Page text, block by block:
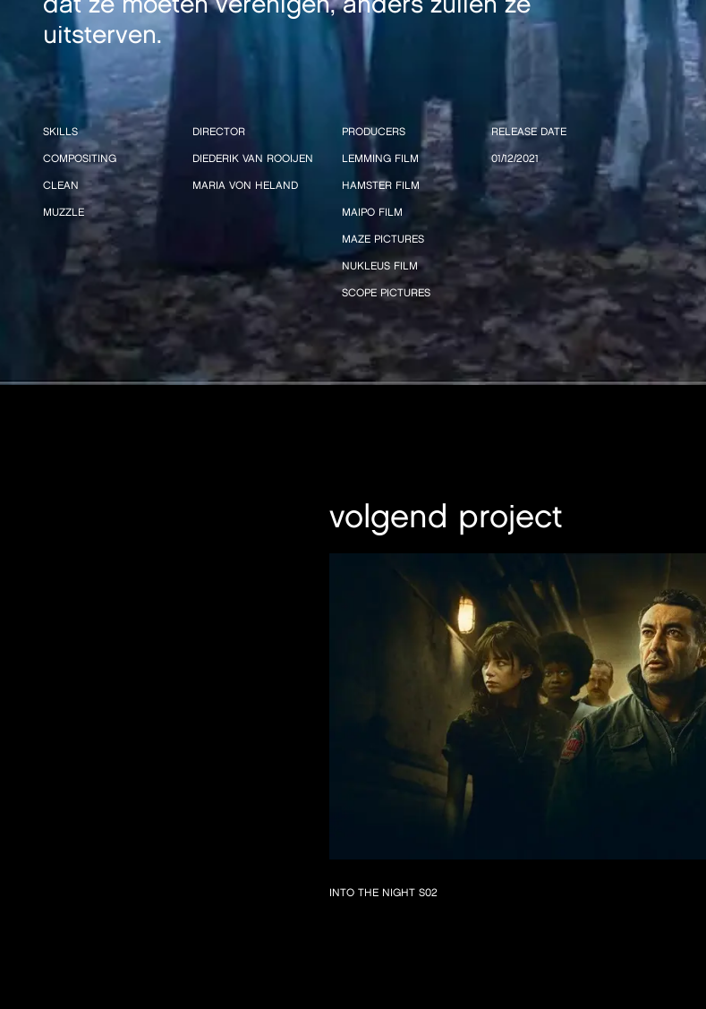
uitsterven.
SKILLS
COMPOSITING
CLEAN
MUZZLE
DIRECTOR
DIEDERIK VAN ROOIJEN
MARIA VON HELAND
PRODUCERS
LEMMING FILM
HAMSTER FILM
MAIPO FILM
MAZE PICTURES
NUKLEUS FILM
SCOPE PICTURES
RELEASE DATE
01/12/2021
volgend project
INTO THE NIGHT S02